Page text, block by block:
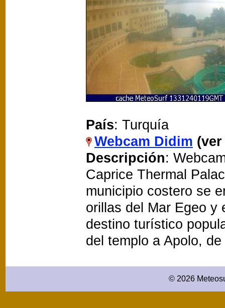
País: Turquía
Webcam Didim
Descripción:
Caprice Thermal
municipio costero se
orillas del Mar Egeo y
destino turístico
del templo a Apolo,
© 2026